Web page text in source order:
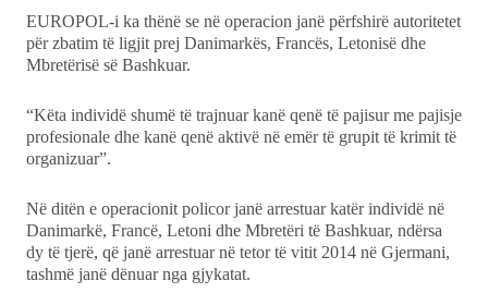
EUROPOL-i ka thënë se në operacion janë përfshirë autoritetet
për zbatim të ligjit prej Danimarkës, Francës, Letonisë dhe
Mbretërisë së Bashkuar.
“Këta individë shumë të trajnuar kanë qenë të pajisur me pajisje
profesionale dhe kanë qenë aktivë në emër të grupit të krimit të
organizuar”.
Në ditën e operacionit policor janë arrestuar katër individë në
Danimarkë, Francë, Letoni dhe Mbretëri të Bashkuar, ndërsa
dy të tjerë, që janë arrestuar në tetor të vitit 2014 në Gjermani,
tashmë janë dënuar nga gjykatat.